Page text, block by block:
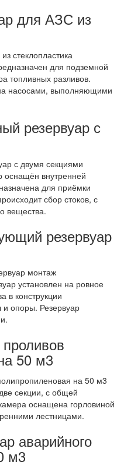
для АЗС из
для подземной
топливных разливов.
насосами, выполняющими
резервуар с
оснащён внутренней
для приёмки
сбор стоков, с
вещества.
резервуар
установлен на ровное
в конструкции
и опоры. Резервуар
50 м3
секции, с общей
оснащена горловиной
лестницами.
аварийного
м3